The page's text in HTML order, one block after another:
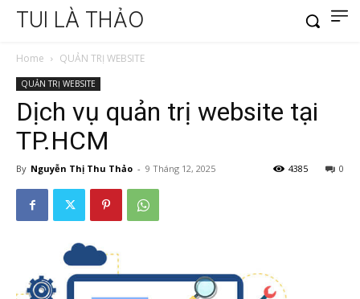
TUI LÀ THẢO
Home QUẢN TRỊ WEBSITE
QUẢN TRỊ WEBSITE
Dịch vụ quản trị website tại
TP.HCM
By Nguyễn Thị Thu Thảo - 9 Tháng 12, 2025 0
4385